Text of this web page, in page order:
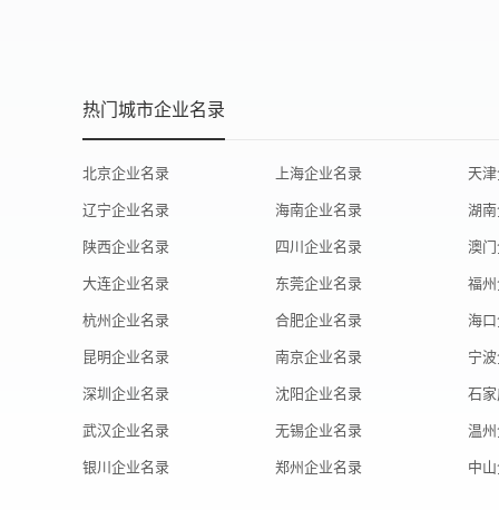
热门城市企业名录
北京企业名录 上海企业名录 天
辽宁企业名录 海南企业名录 湖
陕西企业名录 四川企业名录 澳
大连企业名录 东莞企业名录 福
杭州企业名录 合肥企业名录 海
昆明企业名录 南京企业名录 宁
深圳企业名录 沈阳企业名录 石
武汉企业名录 无锡企业名录 温
银川企业名录 郑州企业名录 中